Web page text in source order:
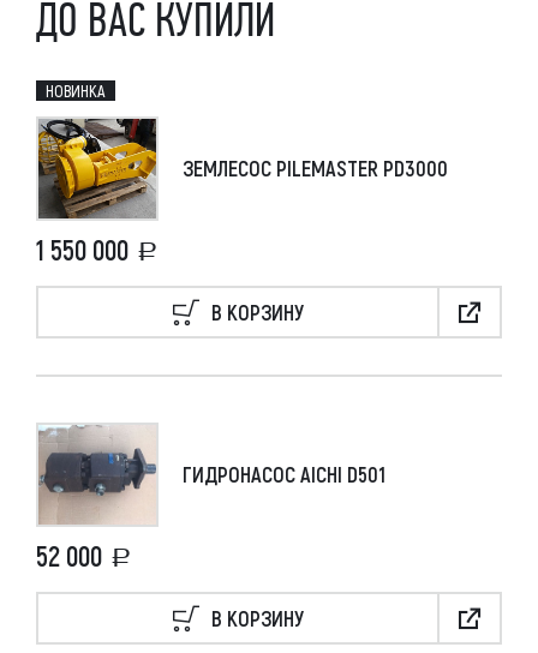
ДО ВАС КУПИЛИ
НОВИНКА
ЗЕМЛЕСОС PILEMASTER PD3000
1 550 000
В КОРЗИНУ
ГИДРОНАСОС AICHI D501
52 000
В КОРЗИНУ